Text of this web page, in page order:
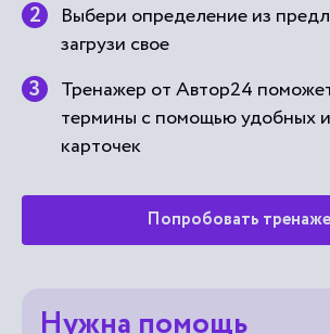
Выбери определение из
загрузи свое
Тренажер от Автор24
термины с помощью удобных
карточек
Попробовать
Нужна помощь